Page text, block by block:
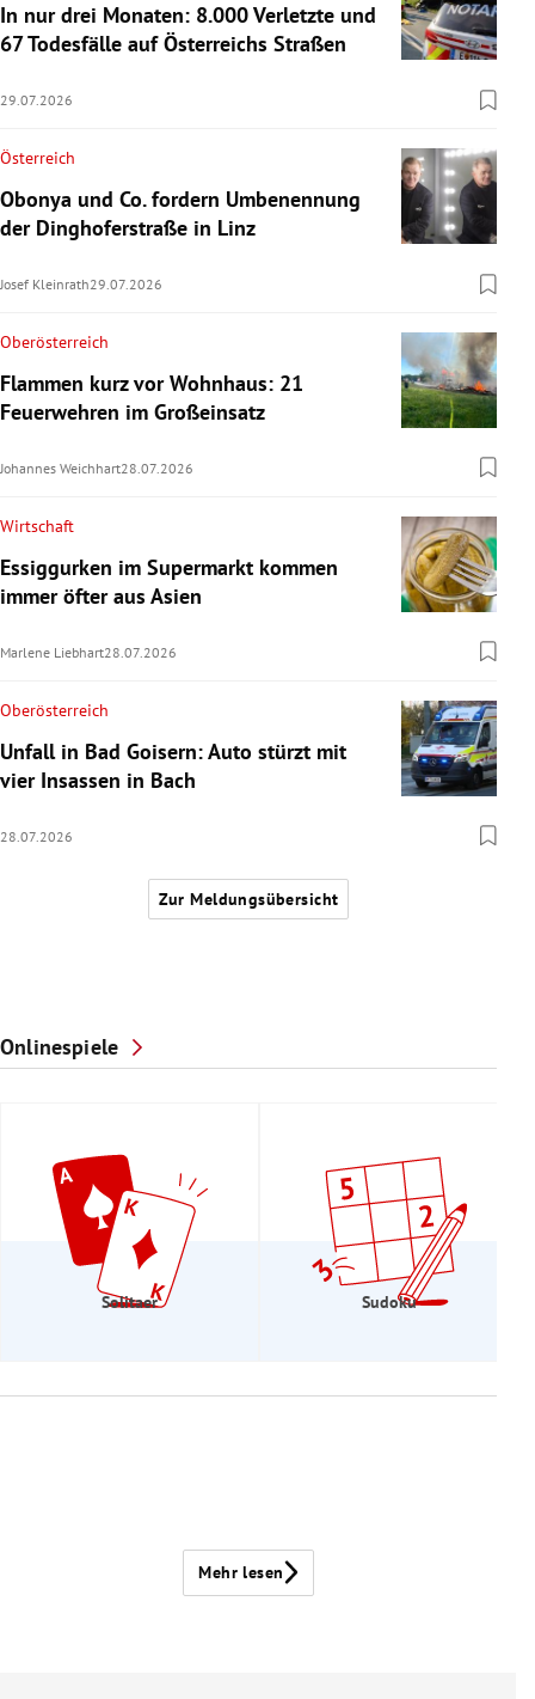
In nur drei Monaten: 8.000 Verletzte und
67 Todesfälle auf Österreichs Straßen
29.07.2026
Österreich
Obonya und Co. fordern Umbenennung
der Dinghoferstraße in Linz
Josef Kleinrath29.07.2026
Oberösterreich
Flammen kurz vor Wohnhaus: 21
Feuerwehren im Großeinsatz
Johannes Weichhart28.07.2026
Wirtschaft
Essiggurken im Supermarkt kommen
immer öfter aus Asien
Marlene Liebhart28.07.2026
Oberösterreich
Unfall in Bad Goisern: Auto stürzt mit
vier Insassen in Bach
28.07.2026
Zur Meldungsübersicht
Onlinespiele
Solitaer Sudoku
Mehr lesen